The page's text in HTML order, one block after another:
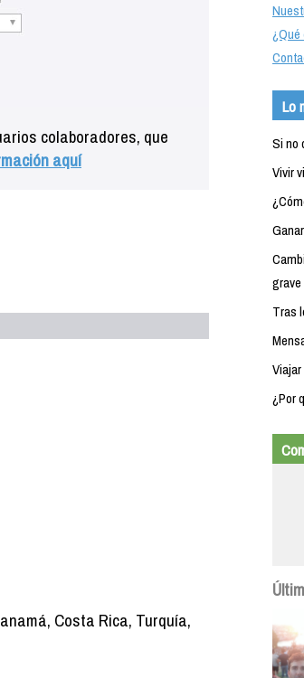
colaboradores, que
aquí
Costa Rica, Turquía,
¿Qué
Lo
Si no
Vivir
Tras
¿Por